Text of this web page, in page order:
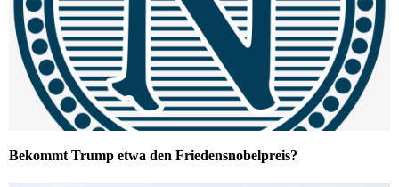
Bekommt Trump etwa den Friedensnobelpreis?